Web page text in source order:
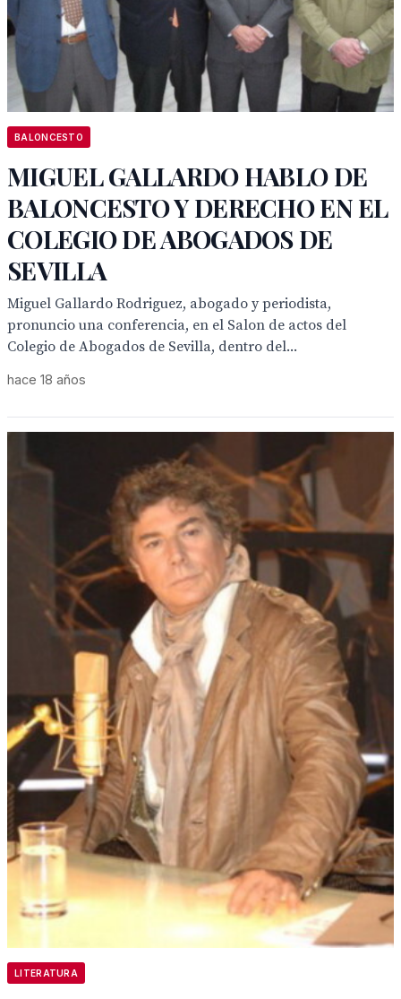
BALONCESTO
MIGUEL GALLARDO HABLO DE
BALONCESTO Y DERECHO EN EL
COLEGIO DE ABOGADOS DE
SEVILLA
Miguel Gallardo Rodriguez, abogado y periodista,
pronuncio una conferencia, en el Salon de actos del
Colegio de Abogados de Sevilla, dentro del...
hace 18 años
LITERATURA